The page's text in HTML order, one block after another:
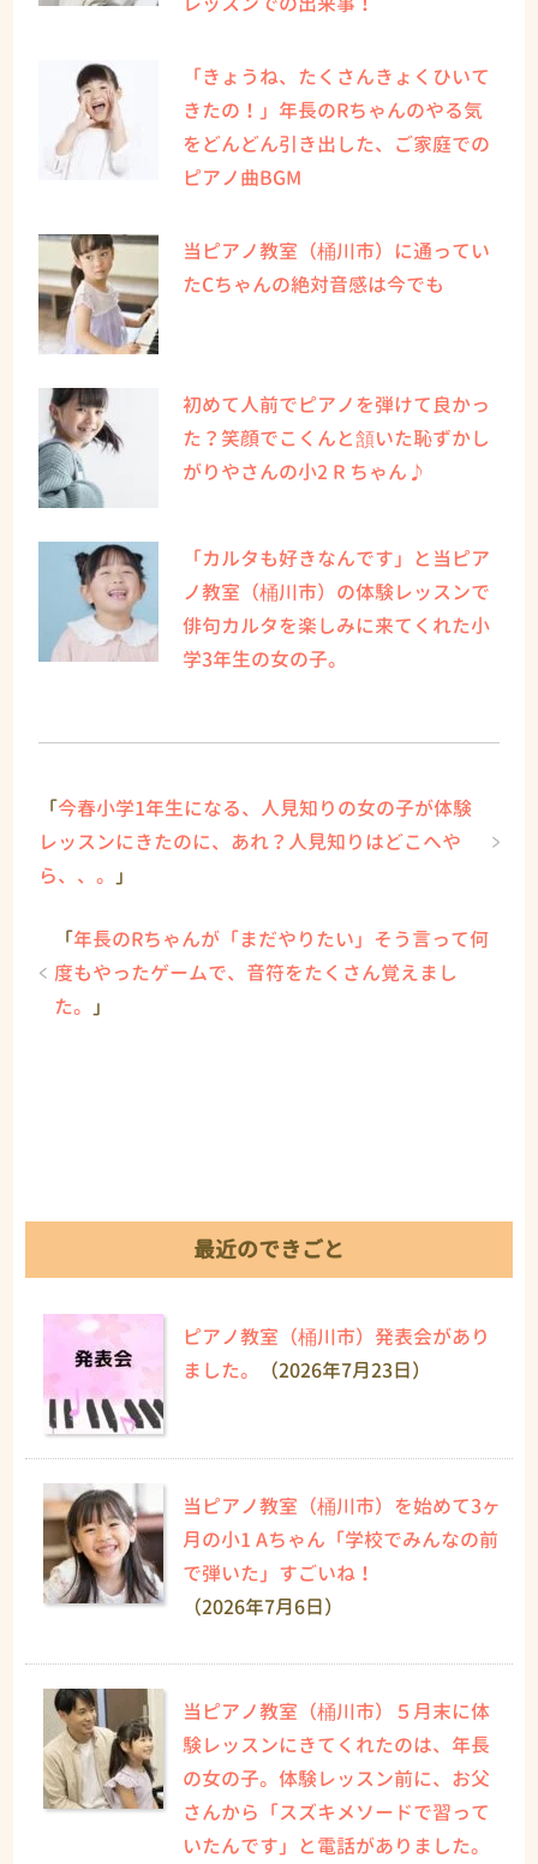
「きょうね、たくさんきょくひいて
きたの！」年長のRちゃんのやる気
をどんどん引き出した、ご家庭での
ピアノ曲BGM
当ピアノ教室（桶川市）に通ってい
たCちゃんの絶対音感は今でも
初めて人前でピアノを弾けて良かっ
た？笑顔でこくんと頷いた恥ずかし
がりやさんの小2 R ちゃん♪
「カルタも好きなんです」と当ピア
ノ教室（桶川市）の体験レッスンで
俳句カルタを楽しみに来てくれた小
学3年生の女の子。
「今春小学1年生になる、人見知りの女の子が体験
レッスンにきたのに、あれ？人見知りはどこへや
ら、、。
」
「年長のRちゃんが「まだやりたい」そう言って何
度もやったゲームで、音符をたくさん覚えまし
た。
」
最近のできごと
ピアノ教室（桶川市）発表会があり
ました。
（2026年7月23日）
当ピアノ教室（桶川市）を始めて3ヶ
月の小1 Aちゃん「学校でみんなの前
で弾いた」すごいね！
（2026年7月6日）
当ピアノ教室（桶川市）５月末に体
験レッスンにきてくれたのは、年長
の女の子。体験レッスン前に、お父
さんから「スズキメソードで習って
いたんです」と電話がありました。